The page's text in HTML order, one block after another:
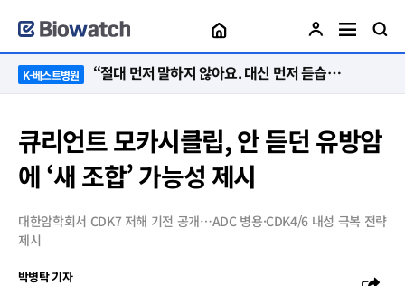
K-베스트병원 “절대 먼저 말하지 않아요. 대신 먼저 듣습니다”
큐리언트 모카시클립, 안 듣던 유방암
에 ‘새 조합’ 가능성 제시
대한암학회서 CDK7 저해 기전 공개…ADC 병용·CDK4/6 내성 극복 전략
제시
박병탁 기자